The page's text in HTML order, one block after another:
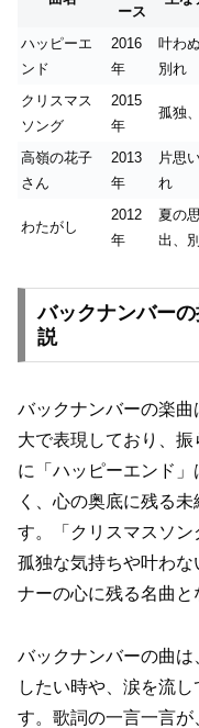
ース
ハッピーエ
ンド
2016
年
叶わ
別れ
クリスマス
ソング
2015
年
孤独
高嶺の花子
さん
2013
年
片思
れ
わたがし
2012
年
夏の
出、
バックナンバー
説
バックナンバーの楽
大で表現しており、
に「ハッピーエンド
く、心の奥底に残る
す。「クリスマスソ
孤独な気持ちや叶わ
ナーの心に残る名曲と
バックナンバーの曲
したい時や、涙を流
す。歌詞の一言一言が